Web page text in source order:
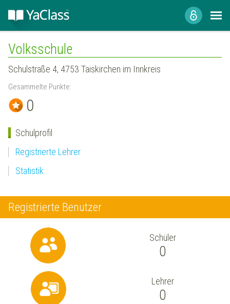
Volksschule
Schulstraße 4, 4753 Taiskirchen im Innkreis
Gesammelte Punkte:
0
Schulprofil
Registrierte Lehrer
Statistik
Registrierte Benutzer
Schüler
0
Lehrer
0